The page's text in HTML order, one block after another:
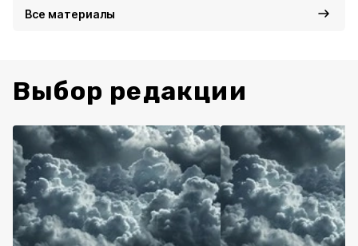
Все материалы
Выбор редакции